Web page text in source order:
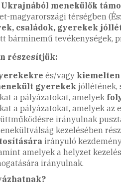
Ukrajnából menekülők
magyarországi térségben
családok, gyerekek
bárminemű tevékenységek,
részesítjük:
és/vagy kiemelten
gyerekek jóllétének,
a pályázatokat, amelyek
a pályázatokat, amelyek az
irányulnak
kezelésében
irányuló
amelyek a helyzet
irányulnak.